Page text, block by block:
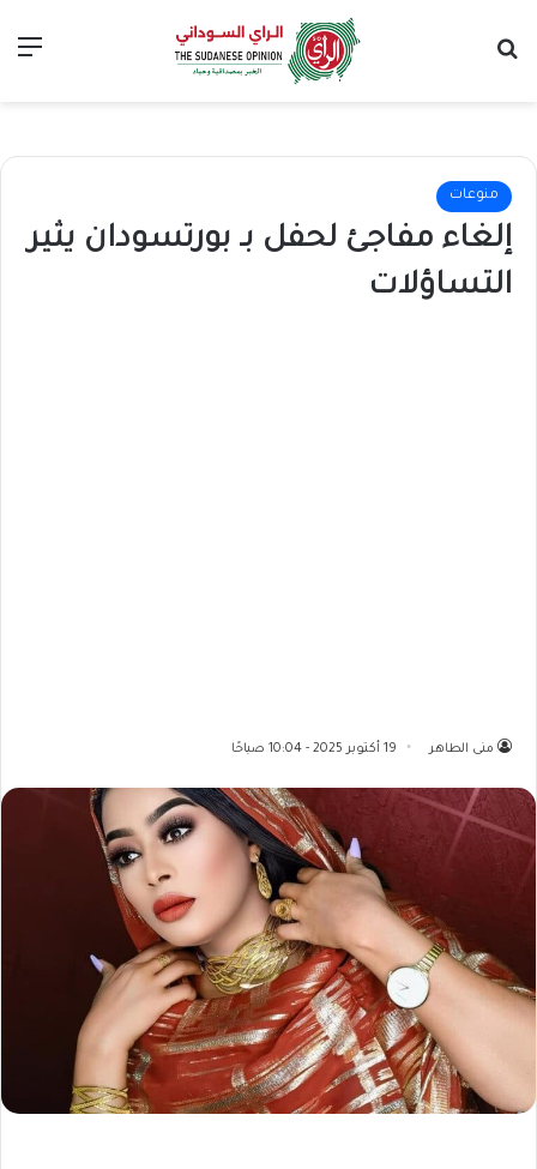
منوعات
إلغاء مفاجئ لحفل بـ بورتسودان يثير
التساؤلات
منى الطاهر 19 أكتوبر 2025 - 10:04 صباحًا